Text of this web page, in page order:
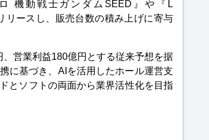
機動戦士ガンダムSEED』や『L
リースし、販売台数の積み上げに寄与
営業利益180億円とする従来予想を据
に基づき、AIを活用したホール運営支
とソフトの両面から業界活性化を目指